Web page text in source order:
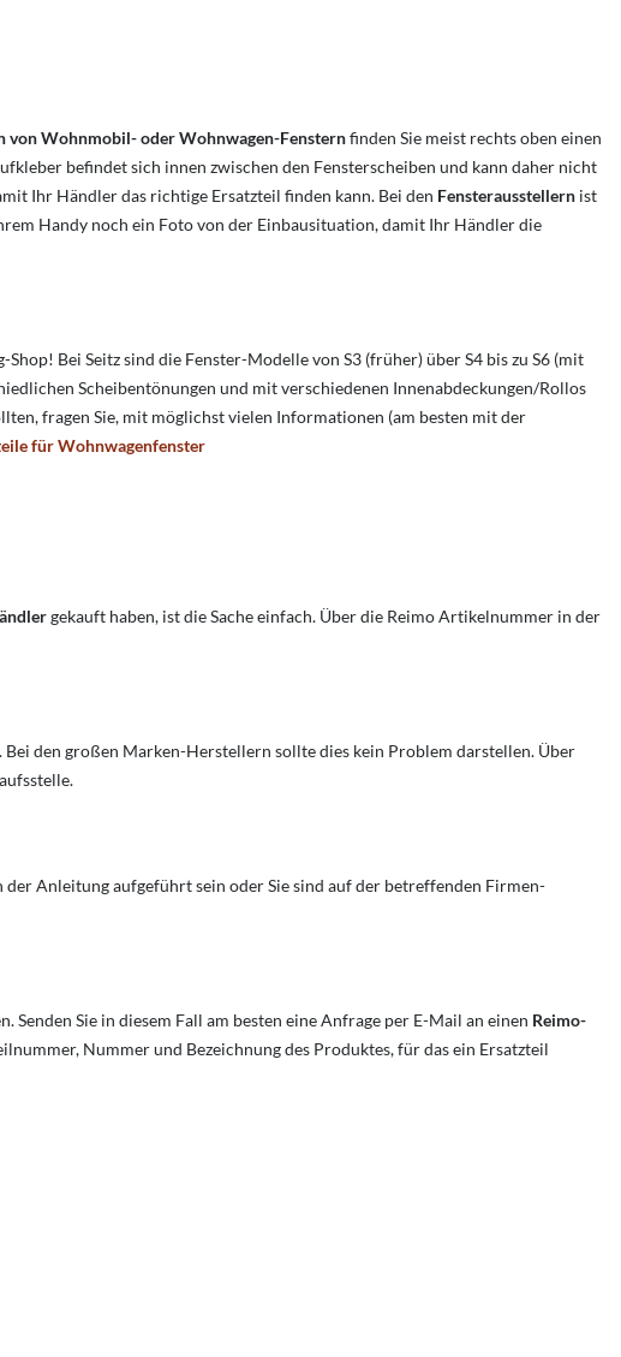
von Wohnmobil- oder Wohnwagen-Fensternfinden Sie meist rechts oben einen
befindet sich innen zwischen den Fensterscheiben und kann daher nicht
Ihr Händler das richtige Ersatzteil finden kann. Bei den Fensterausstellern ist
Handy noch ein Foto von der Einbausituation, damit Ihr Händler die
Bei Seitz sind die Fenster-Modelle von S3 (früher) über S4 bis zu S6 (mit
Scheibentönungen und mit verschiedenen Innenabdeckungen/Rollos
fragen Sie, mit möglichst vielen Informationen (am besten mit der
für Wohnwagenfenster
gekauft haben, ist die Sache einfach. Über die Reimo Artikelnummer in der
den großen Marken-Herstellern sollte dies kein Problem darstellen. Über
Anleitung aufgeführt sein oder Sie sind auf der betreffenden Firmen-
Sie in diesem Fall am besten eine Anfrage per E-Mail an einen Reimo-
Nummer und Bezeichnung des Produktes, für das ein Ersatzteil